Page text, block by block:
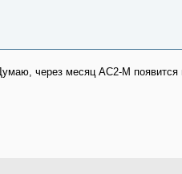
через месяц АС2-М появится